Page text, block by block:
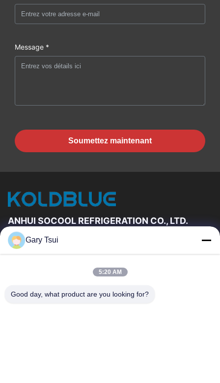
Message *
Soumettez maintenant
ANHUI SOCOOL REFRIGERATION CO., LTD.
Liens Rapides
Au Sujet De Nous
Visite D'usine
Contrôle De Qualité
Gary Tsui
5:20 AM
Good day, what product are you looking for?